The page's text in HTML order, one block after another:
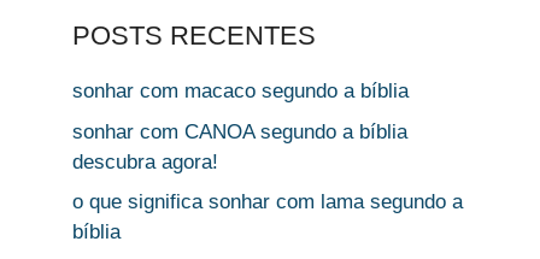
POSTS RECENTES
sonhar com macaco segundo a bíblia
sonhar com CANOA segundo a bíblia
descubra agora!
o que significa sonhar com lama segundo a
bíblia